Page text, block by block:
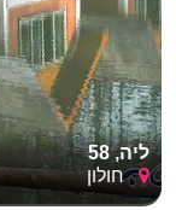
ליה, 58
חולון